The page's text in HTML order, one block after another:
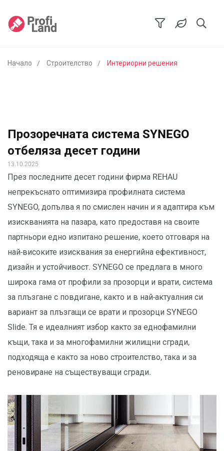
Начало Строителство Интериорни решения
Прозоречната система SYNEGO
отбеляза десет години
13.10.2025
През последните десет години фирма REHAU
непрекъснато оптимизира профилната система
SYNEGO, допълва я по смислен начин и я адаптира към
изискванията на пазара, като предоставя на своите
партньори едно изпитано решение, което отговаря на
най-високите изисквания за енергийна ефективност,
дизайн и устойчивост. SYNEGO се предлага в много
широка гама от профили за прозорци и врати, система
за плъзгане с повдигане, както и в най-актуалния си
вариант за плъзгащи се врати и прозорци SYNEGO
Slide. Тя е идеалният избор както за еднофамилни
къщи, така и за многофамилни жилищни сгради,
подходяща е както за ново строителство, така и за
реновиране на съществуващи сгради.